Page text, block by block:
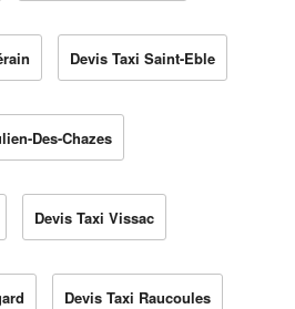
Devis Taxi Saint-Eble
Des-Chazes
Devis Taxi Vissac
Devis Taxi Raucoules